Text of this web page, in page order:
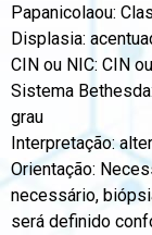
Papanicolaou:
Displasia:
CIN ou NIC: CIN
Sistema
grau
Interpretação:
Orientação:
necessário,
será definido